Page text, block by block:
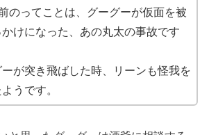
のってことは、グーグーが仮面を被
かけになった、あの丸太の事故です
が突き飛ばした時、リーンも怪我を
うです。